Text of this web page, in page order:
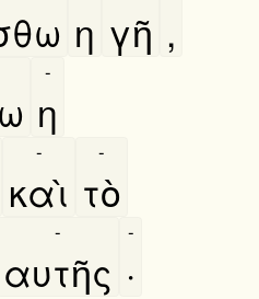
η γῆ ,
η
-
καὶ
-
τὸ
-
αυτῆς
-
·
-